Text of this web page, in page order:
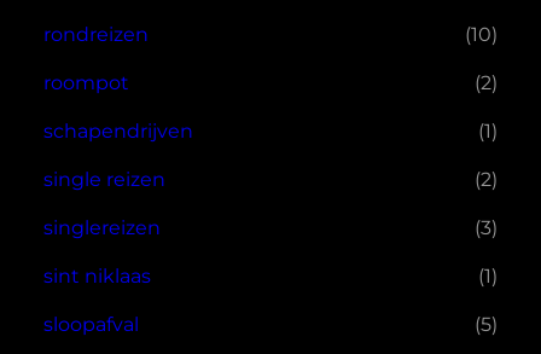
rondreizen (10)
roompot (2)
schapendrijven (1)
single reizen (2)
singlereizen (3)
sint niklaas (1)
sloopafval (5)